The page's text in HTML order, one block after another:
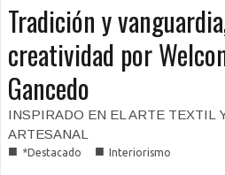
Tradición y
creatividad por
Gancedo
INSPIRADO EN EL ARTE TEXTIL
ARTESANAL
■ *Destacado ■ Interiorismo